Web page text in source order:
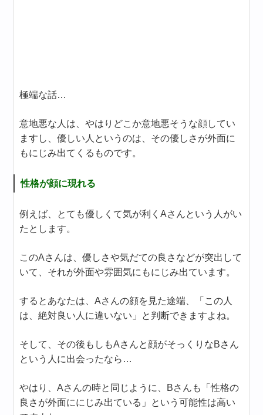
極端な話…
意地悪な人は、やはりどこか意地悪そうな顔してい
ますし、優しい人というのは、その優しさが外面に
もにじみ出てくるものです。
性格が顔に現れる
例えば、とても優しくて気が利くAさんという人がい
たとします。
このAさんは、優しさや気だての良さなどが突出して
いて、それが外面や雰囲気にもにじみ出ています。
するとあなたは、Aさんの顔を見た途端、「この人
は、絶対良い人に違いない」と判断できますよね。
そして、その後もしもAさんと顔がそっくりなBさん
という人に出会ったなら…
やはり、Aさんの時と同じように、Bさんも「性格の
良さが外面ににじみ出ている」という可能性は高い